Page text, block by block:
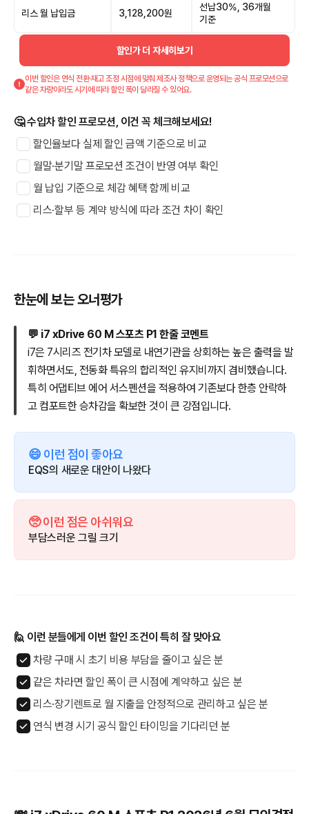
리스 월 납입금 3,128,200원
선납30%, 36개월
기준
할인가 더 자세히보기
이번 할인은 연식 전환·재고 조정 시점에 맞춰 제조사 정책으로 운영되는 공식 프로모션으로
같은 차량이라도 시기에 따라 할인 폭이 달라질 수 있어요.
🤔 수입차 할인 프로모션, 이건 꼭 체크해보세요!
할인율보다 실제 할인 금액 기준으로 비교
월말·분기말 프로모션 조건이 반영 여부 확인
월 납입 기준으로 체감 혜택 함께 비교
리스·할부 등 계약 방식에 따라 조건 차이 확인
한눈에 보는 오너평가
💬 i7 xDrive 60 M 스포츠 P1 한줄 코멘트
i7은 7시리즈 전기차 모델로 내연기관을 상회하는 높은 출력을 발
휘하면서도, 전동화 특유의 합리적인 유지비까지 겸비했습니다.
특히 어댑티브 에어 서스펜션을 적용하여 기존보다 한층 안락하
고 컴포트한 승차감을 확보한 것이 큰 강점입니다.
😄 이런 점이 좋아요
EQS의 새로운 대안이 나왔다
🥺 이런 점은 아쉬워요
부담스러운 그릴 크기
🙋 이런 분들에게 이번 할인 조건이 특히 잘 맞아요
차량 구매 시 초기 비용 부담을 줄이고 싶은 분
같은 차라면 할인 폭이 큰 시점에 계약하고 싶은 분
리스·장기렌트로 월 지출을 안정적으로 관리하고 싶은 분
연식 변경 시기 공식 할인 타이밍을 기다리던 분